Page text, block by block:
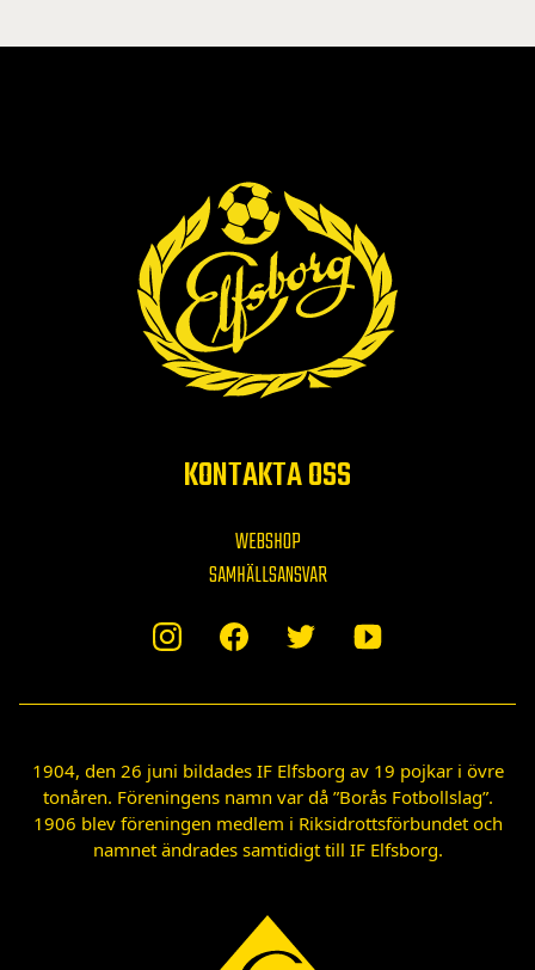
KONTAKTA OSS
WEBSHOP
SAMHÄLLSANSVAR
1904, den 26 juni bildades IF Elfsborg av 19 pojkar i övre
tonåren. Föreningens namn var då ”Borås Fotbollslag”.
1906 blev föreningen medlem i Riksidrottsförbundet och
namnet ändrades samtidigt till IF Elfsborg.